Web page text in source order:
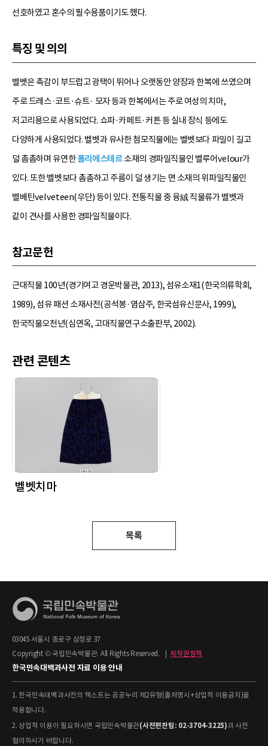
선호하였고 혼수의 필수용품이기도 했다.
특징 및 의의
벨벳은 촉감이 부드럽고 광택이 뛰어나 오랫동안 양장과 한복에 쓰였으며
주로 드레스·코트·슈트· 모자 등과 한복에서는 주로 여성의 치마,
저고리용으로 사용되었다. 쇼파·카페트·커튼 등 실내 장식 등에도
다양하게 사용되었다. 벨벳과 유사한 첨모직물에는 벨벳보다 파일이 길고
덜 촘촘하며 유연한폴리에스테르소재의 경파일직물인 벨루어velour가
있다. 또한 벨벳보다 촘촘하고 주름이 덜 생기는 면 소재의 위파일직물인
벨베틴velveteen(우단) 등이 있다. 전통직물 중 융絨 직물류가 벨벳과
같이 견사를 사용한 경파일직물이다.
참고문헌
근대직물 100년(경기여고 경운박물관, 2013), 섬유소재1(한국의류학회,
1989), 섬유 패션 소재사전(공석봉·염삼주, 한국섬유신문사, 1999),
한국직물오천년(심연옥, 고대직물연구소출판부, 2002).
관련 콘텐츠
벨벳치마
목록
03045 서울시 종로구 삼청로 37
Copyright © 국립민속박물관. All Rights Reserved.
저작권정책
한국민속대백과사전 자료 이용 안내
1. 한국민속대백과사전의 텍스트는 공공누리 제2유형(출처명시+상업적 이용금지)을
적용합니다.
2. 상업적 이용이 필요하시면 국립민속박물관(사전편찬팀: 02-3704-3225)과 사전
협의하시기 바랍니다.